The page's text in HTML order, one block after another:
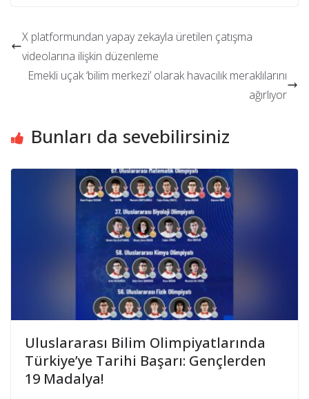
X platformundan yapay zekayla üretilen çatışma
videolarına ilişkin düzenleme
Emekli uçak ‘bilim merkezi’ olarak havacılık meraklılarını
ağırlıyor
Bunları da sevebilirsiniz
Uluslararası Bilim Olimpiyatlarında
Türkiye’ye Tarihi Başarı: Gençlerden
19 Madalya!